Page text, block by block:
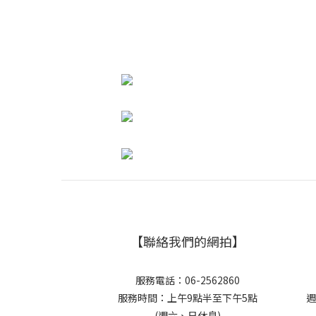
【聯絡我們的網拍】
服務電話：06-2562860
服務時間：上午9點半至下午5點